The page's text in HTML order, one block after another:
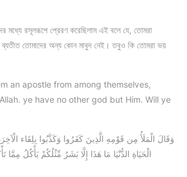
মধ্যে রসূলরূপে প্রেরণ করেছিলাম এই বলে যে, তোমরা
তোমাদের অন্য কোন মাবুদ নেই। তবুও কি তোমরা ভয়
an apostle from among themselves,
ye have no other god but Him. Will ye
الْحَيَاةِ الدُّنْيَا مَا هَذَا إِلَّا بَشَرٌ مِّثْلُكُمْ يَأْكُلُ